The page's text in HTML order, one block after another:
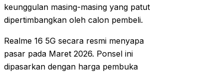
keunggulan masing-masing yang patut
dipertimbangkan oleh calon pembeli.
Realme 16 5G secara resmi menyapa
pasar pada Maret 2026. Ponsel ini
dipasarkan dengan harga pembuka